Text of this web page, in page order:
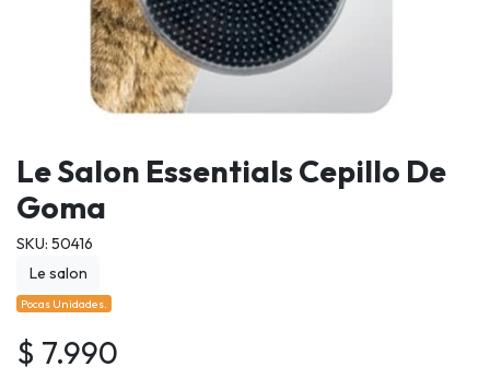
Le Salon Essentials Cepillo De
Goma
SKU: 50416
Le salon
Pocas Unidades.
$ 7.990